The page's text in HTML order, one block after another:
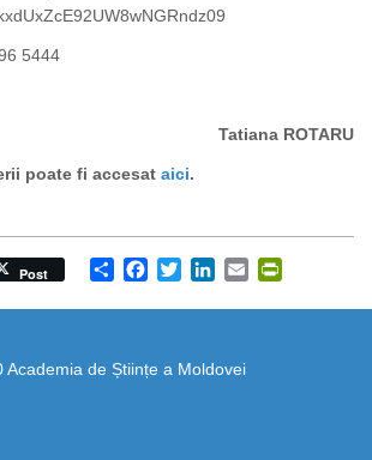
5444
Tatiana ROTARU
poate fi accesat aici.
Share
Post Facebook
TwitterLinkedIn
Email
Academia de Științe a Moldovei